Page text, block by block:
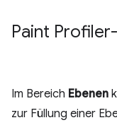
Paint
Im Bereich Ebenen
zur Füllung einer